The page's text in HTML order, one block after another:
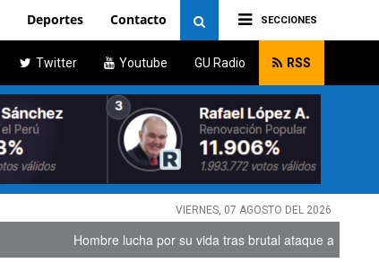
SECCIONES
Deportes Contacto
Twitter Youtube GU Radio RSS
VIERNES, 07 AGOSTO DEL 2026
Hombre lucha por su vida tras brutal ataque armado en